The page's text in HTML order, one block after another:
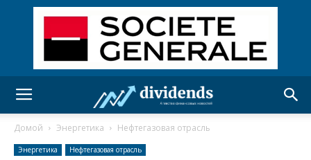
Домой Энергетика Нефтегазовая отрасль
Энергетика Нефтегазовая отрасль